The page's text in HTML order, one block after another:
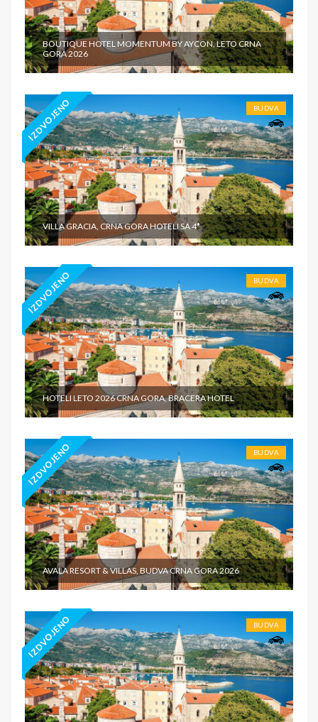
BOUTIQUE HOTEL MOMENTUM BY AYCON, LETO CRNA
GORA 2026
IZDVOJENO BUDVA
VILLA GRACIA, CRNA GORA HOTELI SA 4*
IZDVOJENO BUDVA
HOTELI LETO 2026 CRNA GORA, BRACERA HOTEL
IZDVOJENO BUDVA
AVALA RESORT & VILLAS, BUDVA CRNA GORA 2026
IZDVOJENO BUDVA